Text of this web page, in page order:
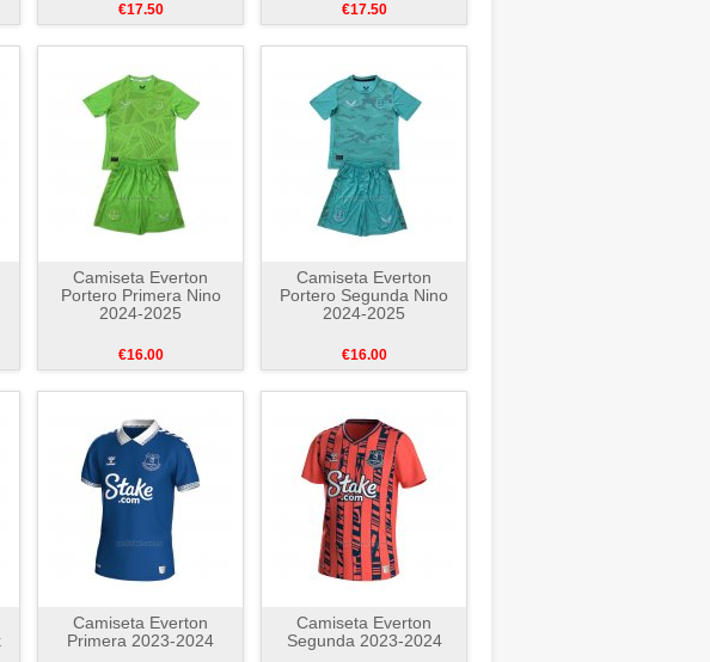
€17.50 €17.50
Camiseta Everton
Portero Primera Nino
2024-2025
€16.00
Camiseta Everton
Portero Segunda Nino
2024-2025
€16.00
Camiseta Everton
Primera 2023-2024
Camiseta Everton
Segunda 2023-2024